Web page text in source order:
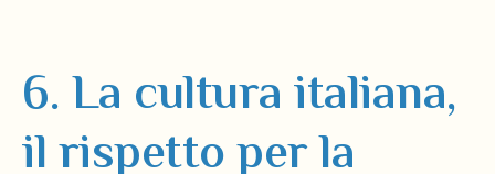
6. La cultura italiana,
il rispetto per la